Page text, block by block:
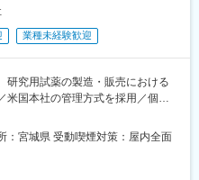
、シューズなど
ト、防水シーツなど
トなど
業種未経験歓迎
研究用試薬の製造・販売における
米国本社の管理方式を採用／個々
：宮城県 受動喫煙対策：屋内全面